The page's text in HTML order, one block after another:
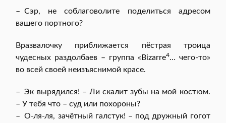
– Сэр, не соблаговолите поделиться адресом
вашего портного?
Вразвалочку приближается пёстрая троица
чудесных раздолбаев – группа «Bizarre4… чего-то»
во всей своей неизъяснимой красе.
– Эк вырядился! – Ли скалит зубы на мой костюм.
– У тебя что – суд или похороны?
– О-ля-ля, зачётный галстук! – под дружный гогот